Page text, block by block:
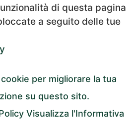
di questa pagina
a seguito delle tue
per migliorare la tua
su questo sito.
Visualizza l'Informativa